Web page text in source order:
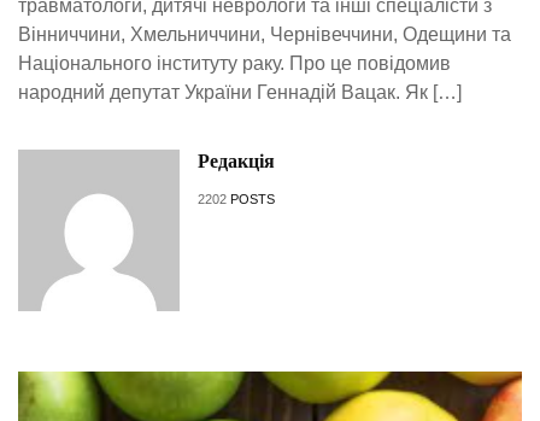
травматологи, дитячі неврологи та інші спеціалісти з
Вінниччини, Хмельниччини, Чернівеччини, Одещини та
Національного інституту раку. Про це повідомив
народний депутат України Геннадій Вацак. Як […]
Редакція
2202 POSTS